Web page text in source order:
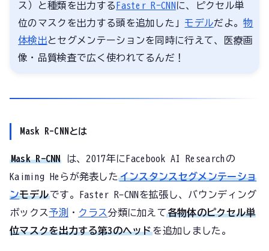
ス）と種類を出力する Faster R-CNN に、ピクセル単
位のマスクを出力する頭を追加した」 モデルだよ。物
体検出とセグメンテーションを同時に行えて、医療画
像・品質検査で広く使われてるんだ！
Mask R-CNNとは
Mask R-CNN は、2017年にFacebook AI Researchの
Kaiming Heらが発表したインスタンスセグメンテーショ
ンモデルです。Faster R-CNNを拡張し、バウンディング
ボックス 予測 ・ クラス分類に加えて各物体のピクセル単
位マスクを出力する第3のヘッドを追加しました。